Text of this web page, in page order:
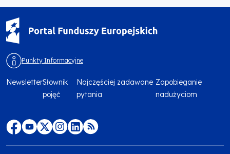
Punkty Informacyjne
Menu
top
NewsletterSłownik
pojęć
Najczęściej zadawane
pytania
Zapobieganie
nadużyciom